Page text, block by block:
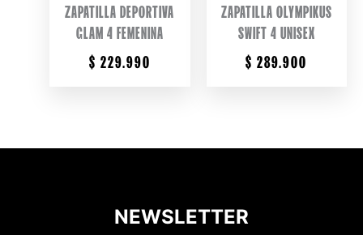
ZAPATILLA DEPORTIVA
GLAM 4 FEMENINA
$ 229.990
ZAPATILLA OLYMPIKUS
SWIFT 4 UNISEX
$ 289.900
NEWSLETTER